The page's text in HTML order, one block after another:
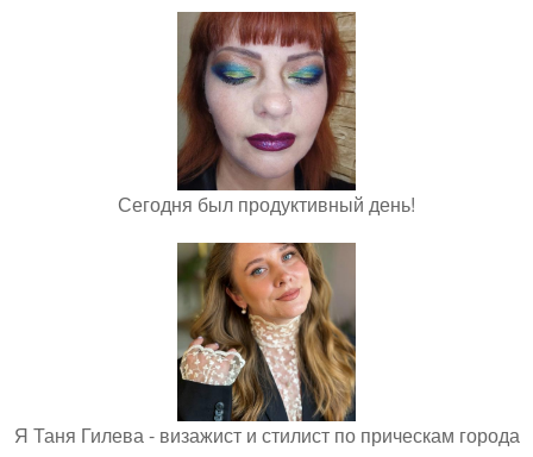
Сегодня был продуктивный день!
Я Таня Гилева - визажист и стилист по прическам города